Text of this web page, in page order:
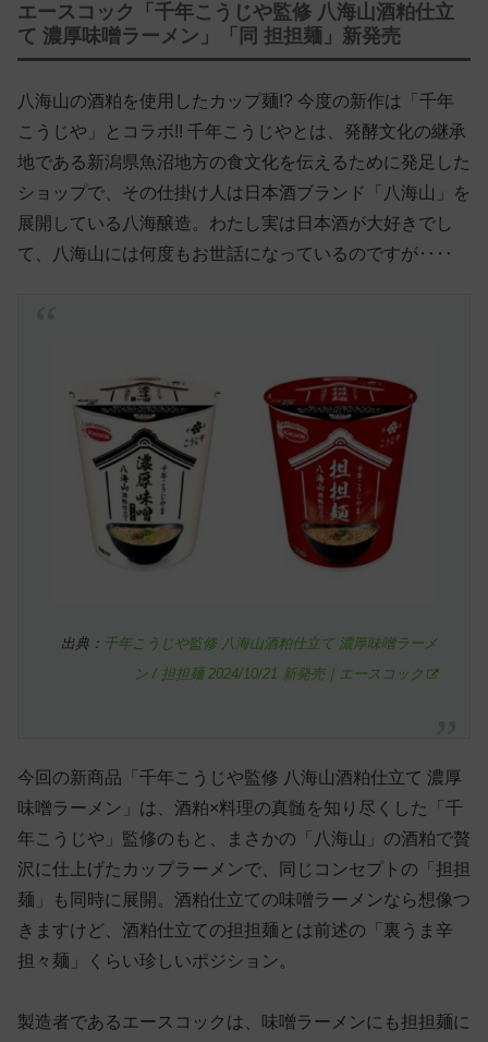
エースコック「千年こうじや監修 八海山酒粕仕立
て 濃厚味噌ラーメン」「同 担担麺」新発売
八海山の酒粕を使用したカップ麺!? 今度の新作は「千年
こうじや」とコラボ!! 千年こうじやとは、発酵文化の継承
地である新潟県魚沼地方の食文化を伝えるために発足した
ショップで、その仕掛け人は日本酒ブランド「八海山」を
展開している八海醸造。わたし実は日本酒が大好きでし
て、八海山には何度もお世話になっているのですが‥‥
出典： 千年こうじや監修 八海山酒粕仕立て 濃厚味噌ラーメ
ン / 担担麺 2024/10/21 新発売｜エースコック
今回の新商品「千年こうじや監修 八海山酒粕仕立て 濃厚
味噌ラーメン」は、酒粕×料理の真髄を知り尽くした「千
年こうじや」監修のもと、まさかの「八海山」の酒粕で贅
沢に仕上げたカップラーメンで、同じコンセプトの「担担
麺」も同時に展開。酒粕仕立ての味噌ラーメンなら想像つ
きますけど、酒粕仕立ての担担麺とは前述の「裏うま辛
担々麺」くらい珍しいポジション。
製造者であるエースコックは、味噌ラーメンにも担担麺に